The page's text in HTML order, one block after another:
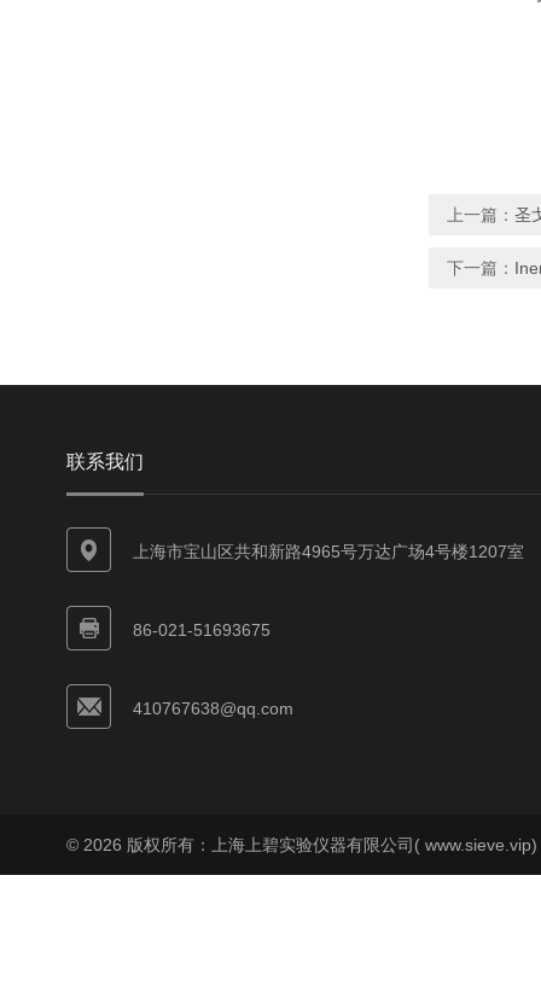
上一篇： 圣
下一篇：
联系我们
上海市宝山区共和新路4965号万达广场4号楼1207室
86-021-51693675
410767638@qq.com
© 2026 版权所有：上海上碧实验仪器有限公司(